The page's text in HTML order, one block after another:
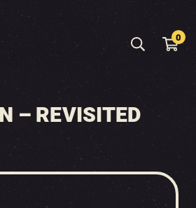
0
– REVISITED